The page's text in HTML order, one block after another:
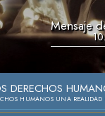
Mensaje
DERECHOS
HUMANOS UNA REALIDAD